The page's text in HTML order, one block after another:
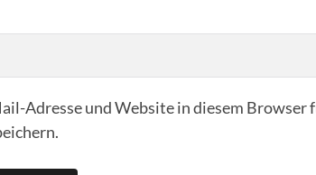
Adresse und Website in diesem Browser